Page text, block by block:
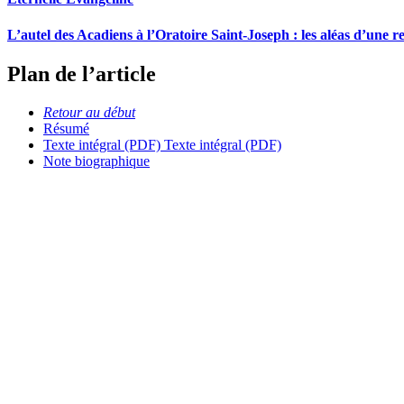
L’autel des Acadiens à l’Oratoire Saint-Joseph : les aléas d’une
Plan de l’article
Retour au début
Résumé
Texte intégral (PDF) Texte intégral (PDF)
Note biographique